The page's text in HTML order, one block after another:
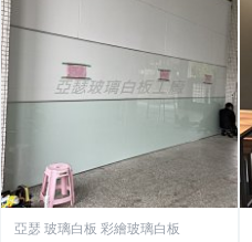
亞瑟 玻璃白板 彩繪玻璃白板